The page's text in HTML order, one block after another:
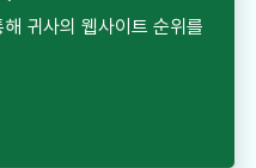
귀사의 웹사이트 순위를